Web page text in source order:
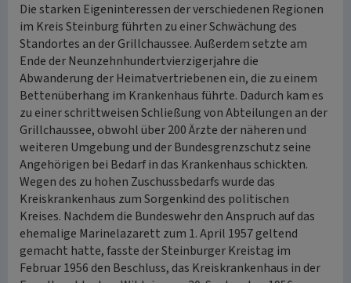
Die starken Eigeninteressen der verschiedenen Regionen
im Kreis Steinburg führten zu einer Schwächung des
Standortes an der Grillchaussee. Außerdem setzte am
Ende der Neunzehnhundertvierzigerjahre die
Abwanderung der Heimatvertriebenen ein, die zu einem
Bettenüberhang im Krankenhaus führte. Dadurch kam es
zu einer schrittweisen Schließung von Abteilungen an der
Grillchaussee, obwohl über 200 Ärzte der näheren und
weiteren Umgebung und der Bundesgrenzschutz seine
Angehörigen bei Bedarf in das Krankenhaus schickten.
Wegen des zu hohen Zuschussbedarfs wurde das
Kreiskrankenhaus zum Sorgenkind des politischen
Kreises. Nachdem die Bundeswehr den Anspruch auf das
ehemalige Marinelazarett zum 1. April 1957 geltend
gemacht hatte, fasste der Steinburger Kreistag im
Februar 1956 den Beschluss, das Kreiskrankenhaus in der